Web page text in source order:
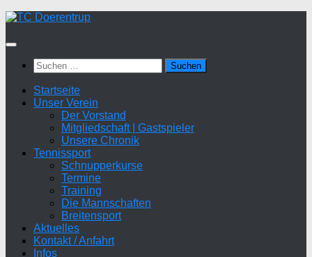
Zum
springen
Suchen
nach:
Startseite
Unser Verein
Der Vorstand
Mitgliedschaft | Gastspieler
Unsere Chronik
Tennissport
Schnupperkurse
Termine
Training
Die Mannschaften
Breitensport
Aktuelles
Kontakt / Anfahrt
Infos